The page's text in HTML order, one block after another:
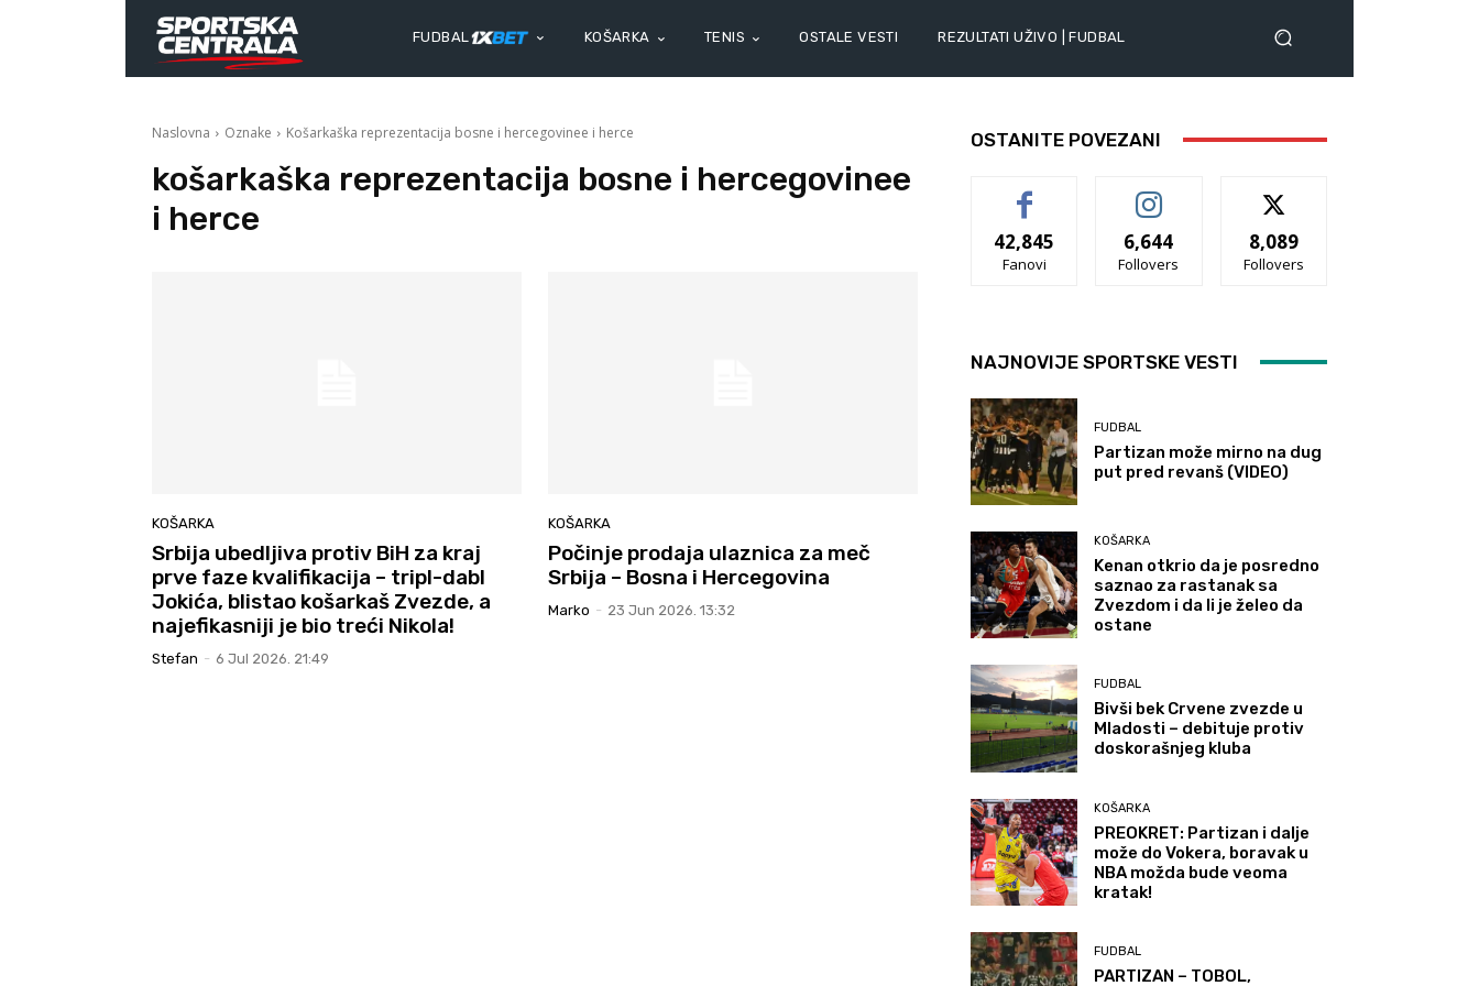
FUDBAL KOŠARKA TENIS OSTALE VESTI REZULTATI UŽIVO | FUDBAL
Naslovna Oznake Košarkaška reprezentacija bosne i hercegovinee i herce
košarkaška reprezentacija bosne i hercegovinee
i herce
KOŠARKA
Srbija ubedljiva protiv BiH za kraj
prve faze kvalifikacija – tripl-dabl
Jokića, blistao košarkaš Zvezde, a
najefikasniji je bio treći Nikola!
Stefan - 6 Jul 2026. 21:49
KOŠARKA
Počinje prodaja ulaznica za meč
Srbija – Bosna i Hercegovina
Marko - 23 Jun 2026. 13:32
OSTANITE POVEZANI
42,845
Fanovi
6,644
Follovers
8,089
Follovers
NAJNOVIJE SPORTSKE VESTI
FUDBAL
Partizan može mirno na dug
put pred revanš (VIDEO)
KOŠARKA
Kenan otkrio da je posredno
saznao za rastanak sa
Zvezdom i da li je želeo da
ostane
FUDBAL
Bivši bek Crvene zvezde u
Mladosti – debituje protiv
doskorašnjeg kluba
KOŠARKA
PREOKRET: Partizan i dalje
može do Vokera, boravak u
NBA možda bude veoma
kratak!
FUDBAL
PARTIZAN – TOBOL,